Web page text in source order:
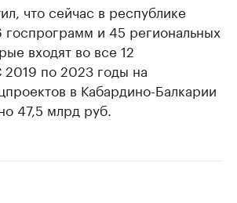
что сейчас в республике
госпрограмм и 45 региональных
входят во все 12
2019 по 2023 годы на
в Кабардино-Балкарии
47,5 млрд руб.